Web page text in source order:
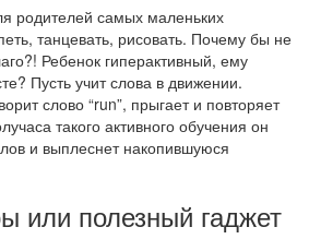
родителей самых маленьких
танцевать, рисовать. Почему бы не
Ребенок гиперактивный, ему
Пусть учит слова в движении.
слово “run”, прыгает и повторяет
такого активного обучения он
и выплеснет накопившуюся
или полезный гаджет